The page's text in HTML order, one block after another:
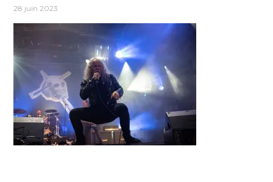
28 juin 2023